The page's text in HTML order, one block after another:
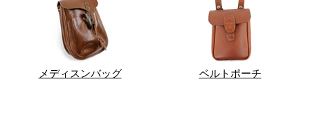
メディスンバッグ ベルトポーチ